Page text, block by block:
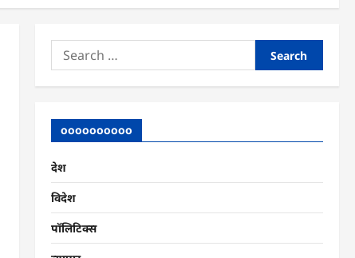
Search
for:
oooooooooo
देश
विदेश
पॉलिटिक्स